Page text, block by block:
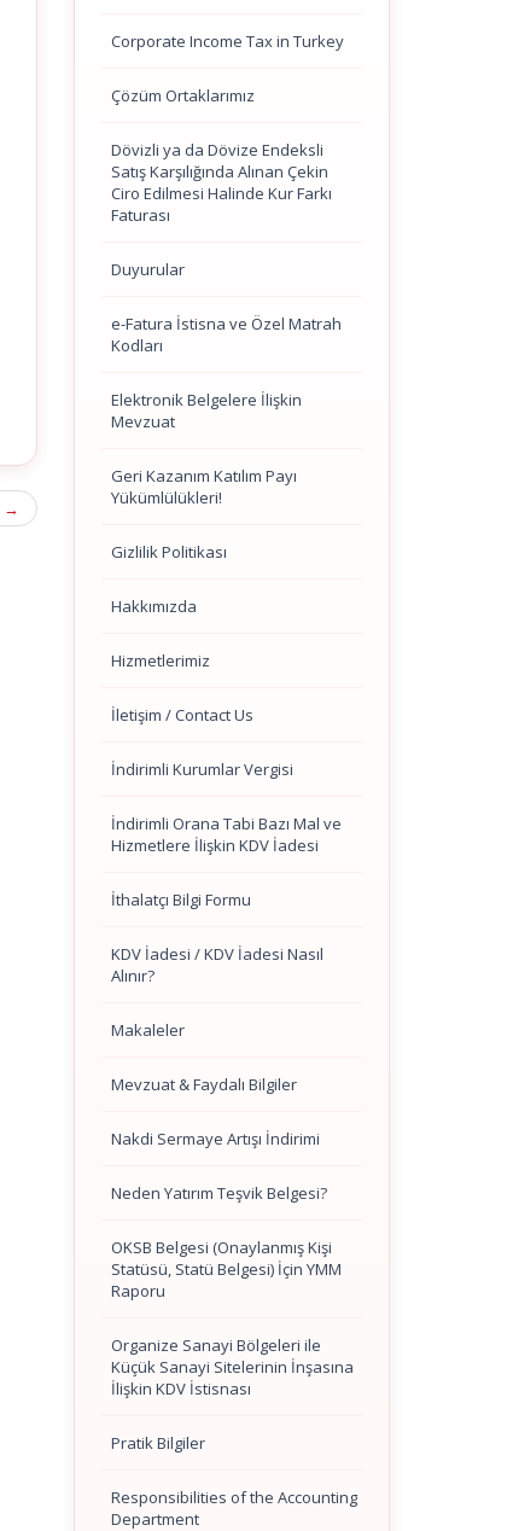
→
Corporate Income Tax in Turkey
Çözüm Ortaklarımız
Dövizli ya da Dövize Endeksli
Satış Karşılığında Alınan Çekin
Ciro Edilmesi Halinde Kur Farkı
Faturası
Duyurular
e-Fatura İstisna ve Özel Matrah
Kodları
Elektronik Belgelere İlişkin
Mevzuat
Geri Kazanım Katılım Payı
Yükümlülükleri!
Gizlilik Politikası
Hakkımızda
Hizmetlerimiz
İletişim / Contact Us
İndirimli Kurumlar Vergisi
İndirimli Orana Tabi Bazı Mal ve
Hizmetlere İlişkin KDV İadesi
İthalatçı Bilgi Formu
KDV İadesi / KDV İadesi Nasıl
Alınır?
Makaleler
Mevzuat & Faydalı Bilgiler
Nakdi Sermaye Artışı İndirimi
Neden Yatırım Teşvik Belgesi?
OKSB Belgesi (Onaylanmış Kişi
Statüsü, Statü Belgesi) İçin YMM
Raporu
Organize Sanayi Bölgeleri ile
Küçük Sanayi Sitelerinin İnşasına
İlişkin KDV İstisnası
Pratik Bilgiler
Responsibilities of the Accounting
Department